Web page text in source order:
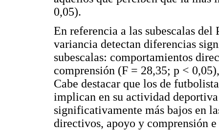
0,05).
En referencia a las subescalas
variancia detectan diferencias
subescalas: comportamientos
comprensión (F = 28,35; p <
Cabe destacar que los de
implican en su actividad
significativamente más bajos en
directivos, apoyo y comprensión